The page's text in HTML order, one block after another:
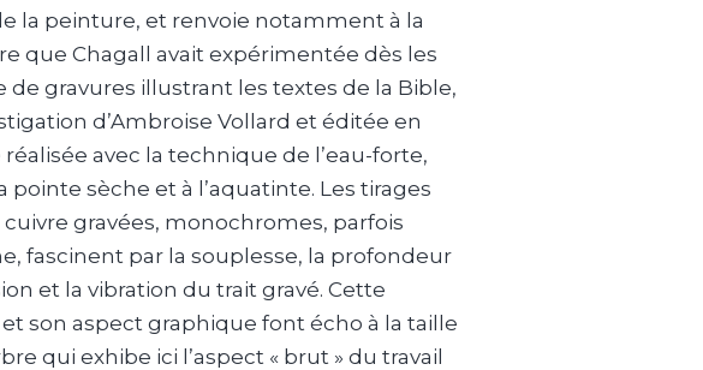
la peinture, et renvoie notamment à la
que Chagall avait expérimentée dès les
de gravures illustrant les textes de la Bible,
d’Ambroise Vollard et éditée en
réalisée avec la technique de l’eau-forte,
sèche et à l’aquatinte. Les tirages
gravées, monochromes, parfois
fascinent par la souplesse, la profondeur
et la vibration du trait gravé. Cette
son aspect graphique font écho à la taille
qui exhibe ici l’aspect « brut » du travail